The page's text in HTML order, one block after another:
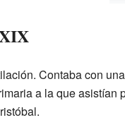
Contaba con
a la que asistían